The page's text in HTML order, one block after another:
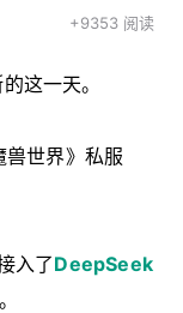
+9353 阅读
这一天。
世界》私服
入了DeepSeek